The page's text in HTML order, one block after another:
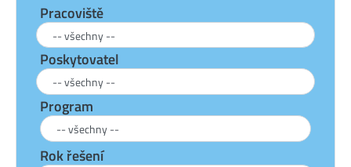
Pracoviště
Poskytovatel
Program
Rok řešení